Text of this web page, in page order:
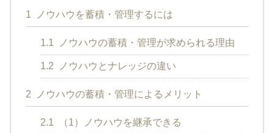
1 ノウハウを蓄積・管理するには
1.1 ノウハウの蓄積・管理が求められる理由
1.2 ノウハウとナレッジの違い
2 ノウハウの蓄積・管理によるメリット
2.1 （1）ノウハウを継承できる